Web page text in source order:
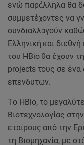
ενώ παράλληλα θα
συμμετέχοντες να
συνδιαλλαγούν
Ελληνική και
του HBio θα έχουν
projects τους σε ένα
επενδυτών.
Tο HBio, το
Βιοτεχνολογίας
εταίρους από την
τη Βιομηχανία, με